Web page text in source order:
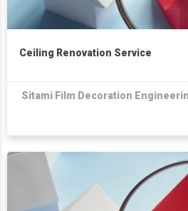
Ceiling Renovation Service